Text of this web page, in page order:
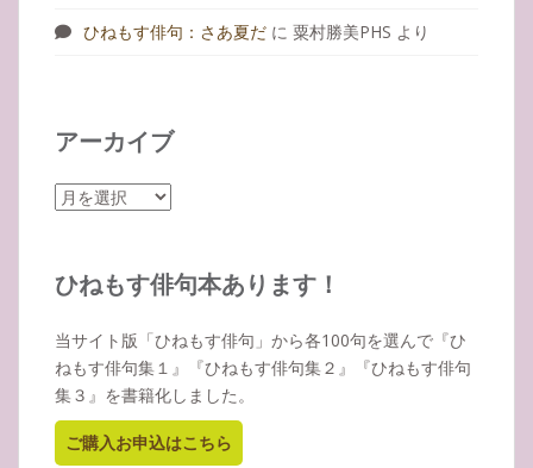
ひねもす俳句：さあ夏だ に 粟村勝美PHS より
アーカイブ
ア
イ
ひねもす俳句本あります！
当サイト版「ひねもす俳句」から各100句を選んで『ひ
ねもす俳句集１』『ひねもす俳句集２』『ひねもす俳句
集３』を書籍化しました。
ご購入お申込はこちら